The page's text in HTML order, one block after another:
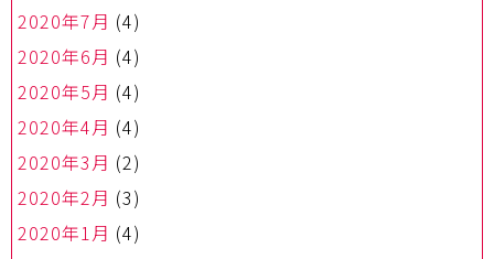
2020年7月 (4)
2020年6月 (4)
2020年5月 (4)
2020年4月 (4)
2020年3月 (2)
2020年2月 (3)
2020年1月 (4)